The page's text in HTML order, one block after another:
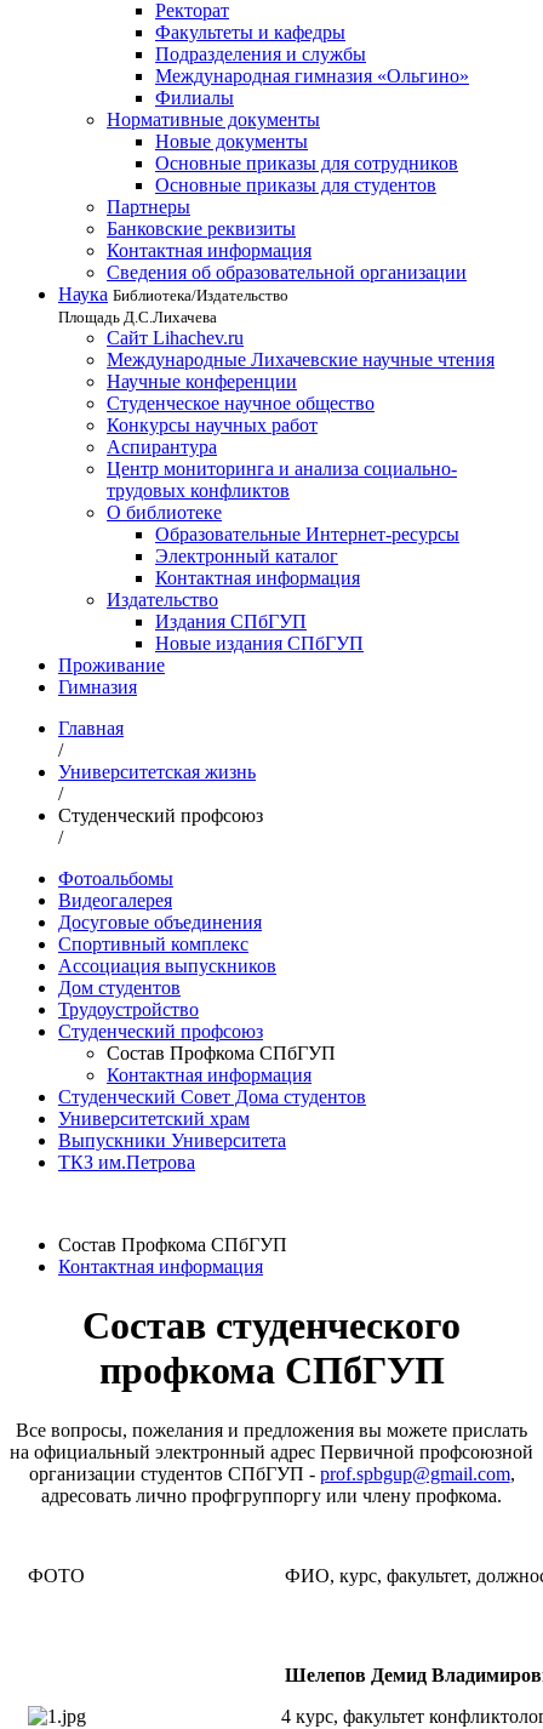
Ректорат
Факультеты и кафедры
Подразделения и службы
Международная гимназия «Ольгино»
Филиалы
Нормативные документы
Новые документы
Основные приказы для сотрудников
Основные приказы для студентов
Партнеры
Банковские реквизиты
Контактная информация
Сведения об образовательной организации
Наука Библиотека/Издательство
Площадь Д.С.Лихачева
Сайт Lihachev.ru
Международные Лихачевские научные чтения
Научные конференции
Студенческое научное общество
Конкурсы научных работ
Аспирантура
Центр мониторинга и анализа социально-
трудовых конфликтов
О библиотеке
Образовательные Интернет-ресурсы
Электронный каталог
Контактная информация
Издательство
Издания СПбГУП
Новые издания СПбГУП
Проживание
Гимназия
Главная
/
Университетская жизнь
/
Студенческий профсоюз
/
Фотоальбомы
Видеогалерея
Досуговые объединения
Спортивный комплекс
Ассоциация выпускников
Дом студентов
Трудоустройство
Студенческий профсоюз
Состав Профкома СПбГУП
Контактная информация
Студенческий Совет Дома студентов
Университетский храм
Выпускники Университета
ТКЗ им.Петрова
Состав Профкома СПбГУП
Контактная информация
Состав студенческого
профкома СПбГУП
Все вопросы, пожелания и предложения вы можете прислать
на официальный электронный адрес Первичной профсоюзной
организации студентов СПбГУП - prof.spbgup@gmail.com,
адресовать лично профгруппоргу или члену профкома.
ФОТО ФИО, курс, факультет,
Шелепов Демид
4 курс, факультет